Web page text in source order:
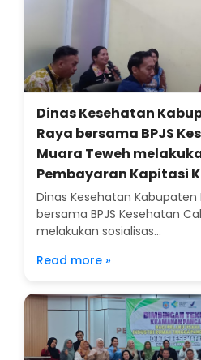
Dinas Kesehatan
Raya bersama BPJS
Muara Teweh
Pembayaran Kapitasi
Dinas Kesehatan Kabupaten
bersama BPJS Kesehatan
melakukan sosialisas...
Read more »